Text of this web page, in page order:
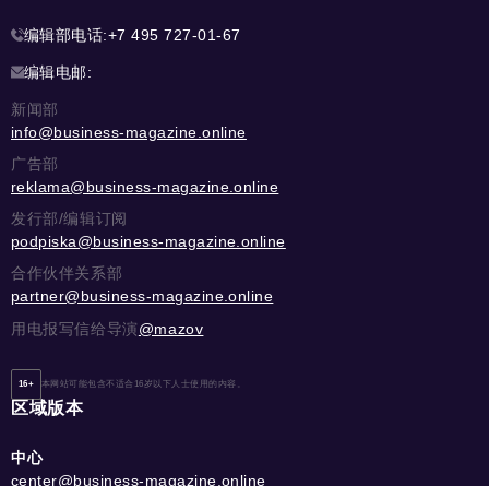
编辑部电话:+7 495 727-01-67
编辑电邮:
新闻部
info@business-magazine.online
广告部
reklama@business-magazine.online
发行部/编辑订阅
podpiska@business-magazine.online
合作伙伴关系部
partner@business-magazine.online
用电报写信给导演@mazov
16+ 本网站可能包含不适合16岁以下人士使用的内容。
区域版本
中心
center@business-magazine.online